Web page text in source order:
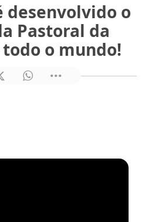
desenvolvido o
Pastoral da
o mundo!